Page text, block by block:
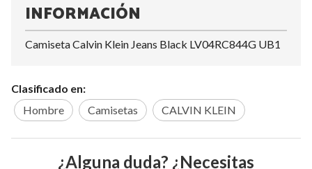
INFORMACIÓN
Camiseta Calvin Klein Jeans Black LV04RC844G UB1
Clasificado en:
Hombre
Camisetas CALVIN KLEIN
¿Alguna duda? ¿Necesitas